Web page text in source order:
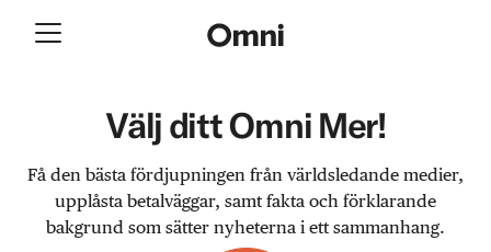
Välj ditt Omni Mer!
Få den bästa fördjupningen från världsledande medier,
upplåsta betalväggar, samt fakta och förklarande
bakgrund som sätter nyheterna i ett sammanhang.